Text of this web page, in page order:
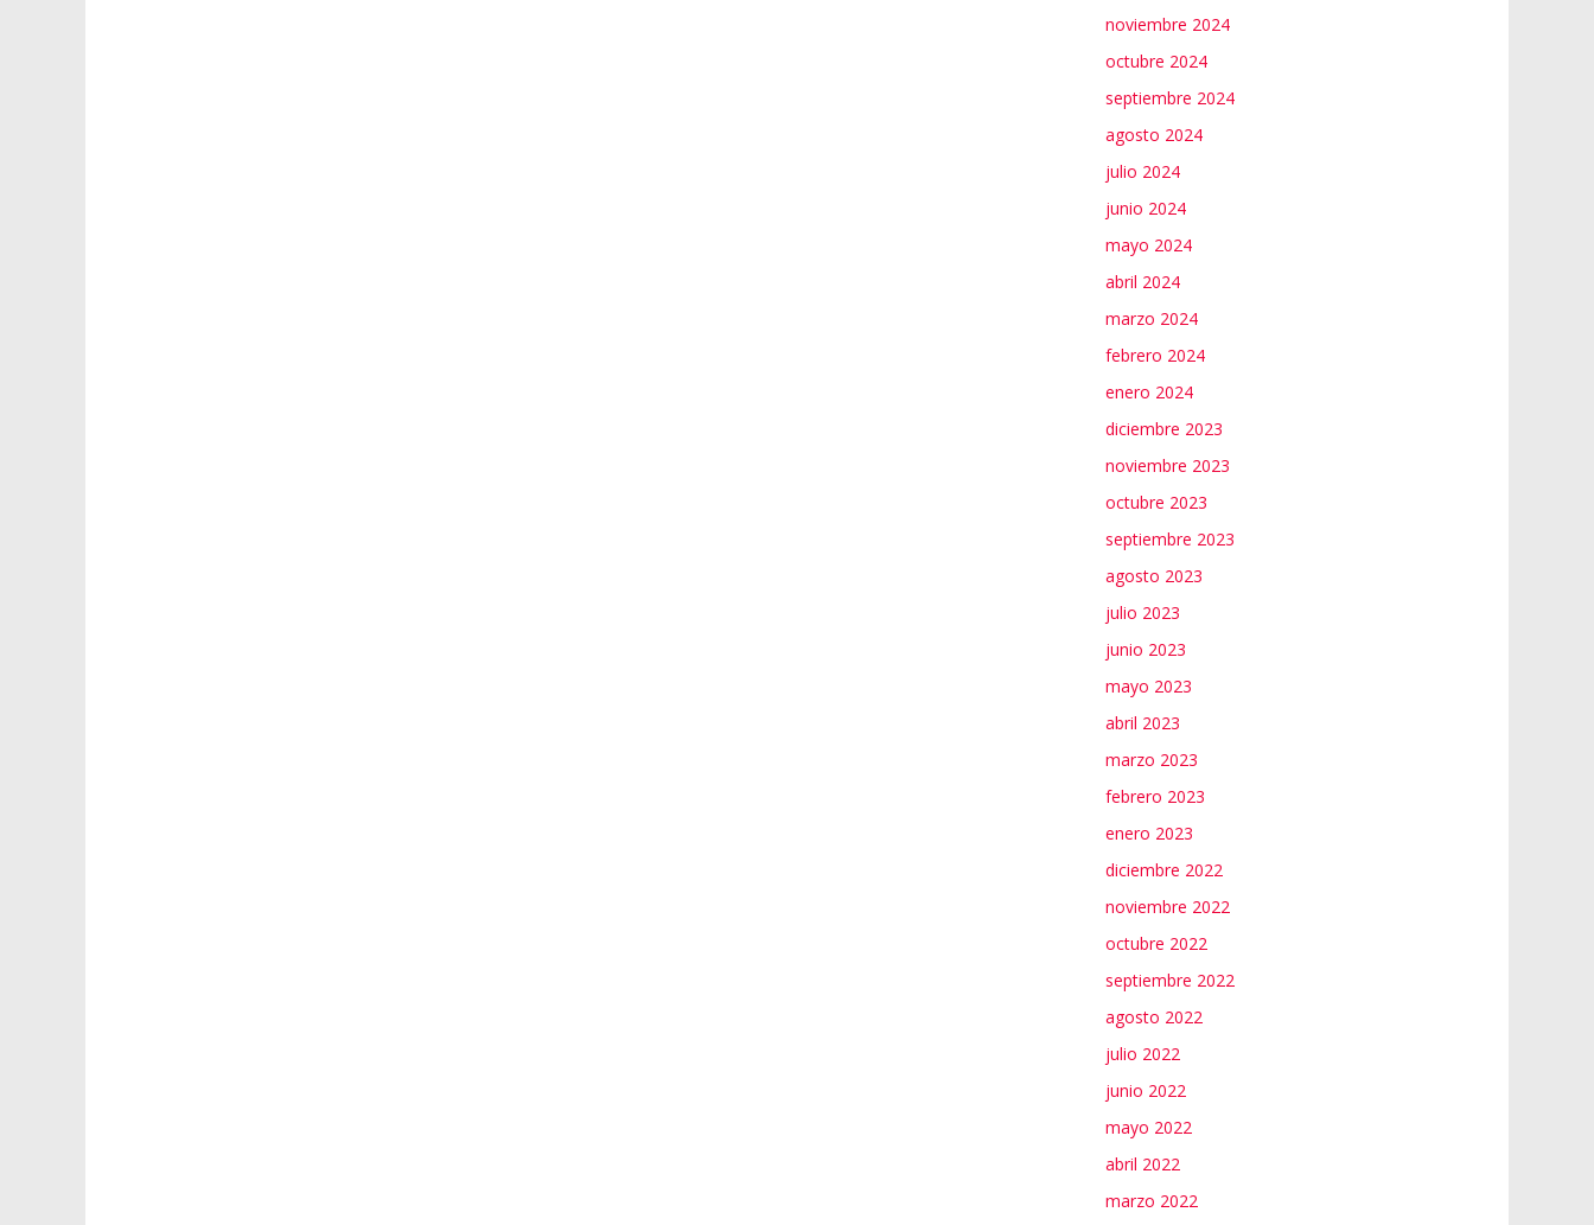
noviembre 2024
octubre 2024
septiembre 2024
agosto 2024
julio 2024
junio 2024
mayo 2024
abril 2024
marzo 2024
febrero 2024
enero 2024
diciembre 2023
noviembre 2023
octubre 2023
septiembre 2023
agosto 2023
julio 2023
junio 2023
mayo 2023
abril 2023
marzo 2023
febrero 2023
enero 2023
diciembre 2022
noviembre 2022
octubre 2022
septiembre 2022
agosto 2022
julio 2022
junio 2022
mayo 2022
abril 2022
marzo 2022